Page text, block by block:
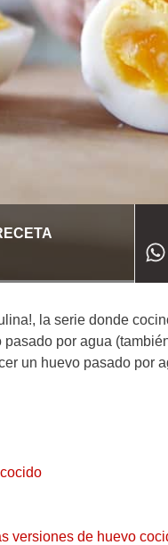
la serie donde
por agua
un huevo pasado por
versiones de huevo